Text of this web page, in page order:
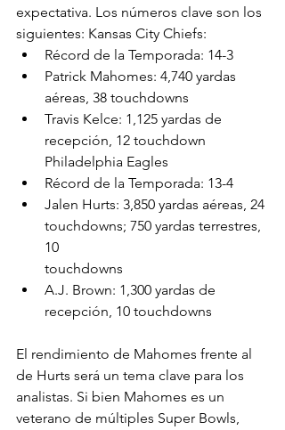
expectativa. Los números clave son los
siguientes: Kansas City Chiefs:
Récord de la Temporada: 14-3
Patrick Mahomes: 4,740 yardas
aéreas, 38 touchdowns
Travis Kelce: 1,125 yardas de
recepción, 12 touchdown
Philadelphia Eagles
Récord de la Temporada: 13-4
Jalen Hurts: 3,850 yardas aéreas, 24
touchdowns; 750 yardas terrestres,
10
touchdowns
A.J. Brown: 1,300 yardas de
recepción, 10 touchdowns
El rendimiento de Mahomes frente al
de Hurts será un tema clave para los
analistas. Si bien Mahomes es un
veterano de múltiples Super Bowls,